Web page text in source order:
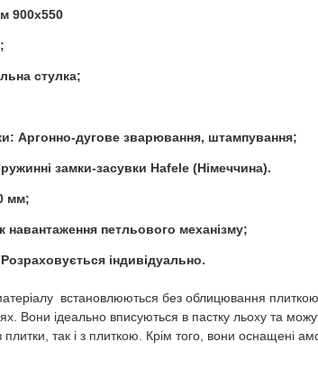
900x550
стулка;
Аргонно-дугове зварювання, штампування;
замки-засувки Hafele (Німеччина).
мм;
петльового механізму;
індивідуально.
встановлюються без облицювання плиткою
Вони ідеально вписуються в пастку льоху та
плитки, так і з плиткою. Крім того, вони оснащені